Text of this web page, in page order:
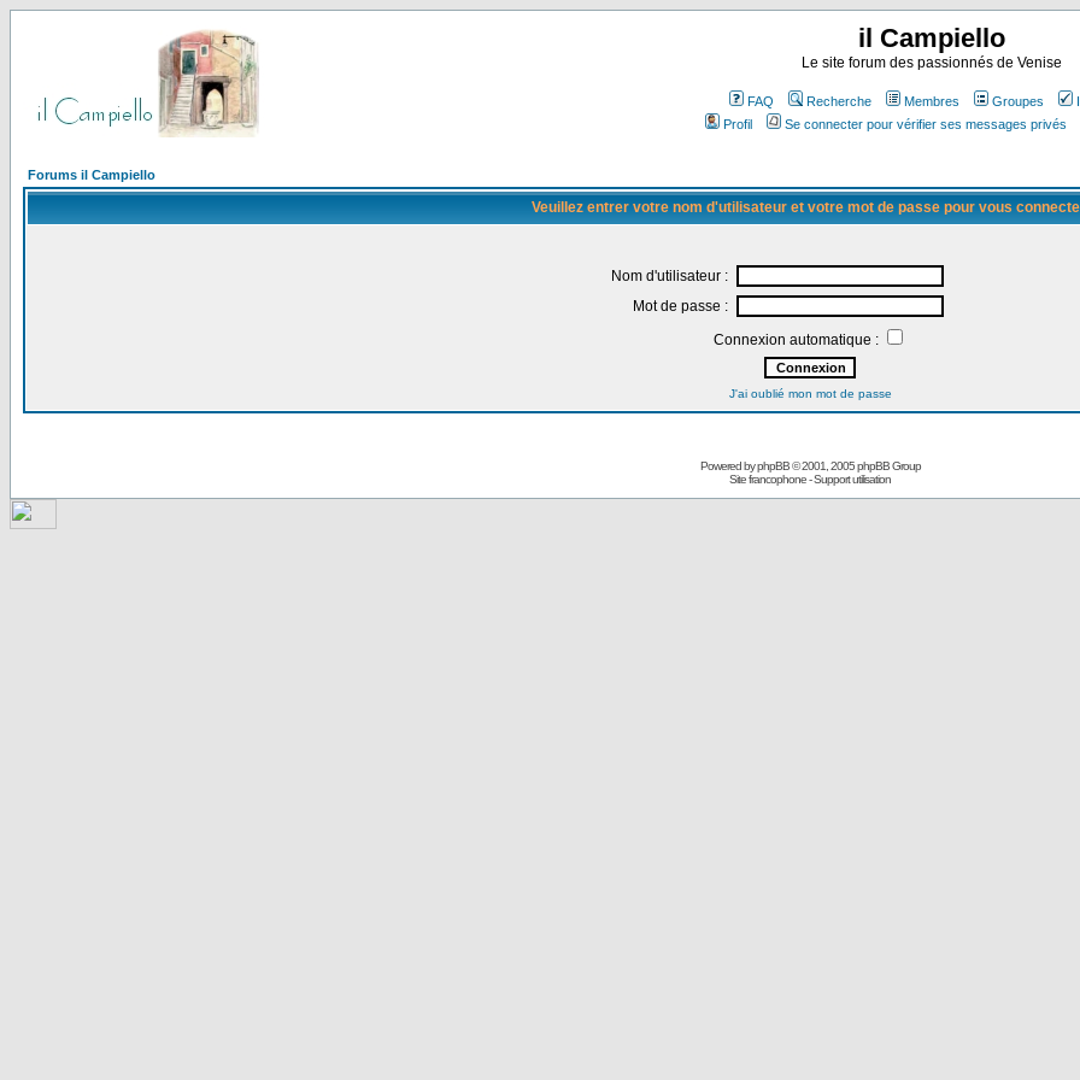
il Campiello
Le site forum des passionnés de Venise
FAQ Recherche Membres Groupes
Profil
Se connecter pour vérifier ses messages privés
Forums il Campiello
Veuillez entrer votre nom d'utilisateur et votre mot de passe pour vous
Nom d'utilisateur :
Mot de passe :
Connexion automatique :
J'ai oublié mon mot de passe
Powered byphpBB© 2001, 2005 phpBB Group
Site francophone-Support utilisation